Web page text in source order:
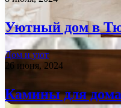
Уютный дом в
Дом и уют
26 июня, 2024
Камины для